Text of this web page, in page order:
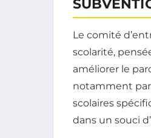
Le comité
scolarité,
améliorer le
notamment
scolaires
dans un souci